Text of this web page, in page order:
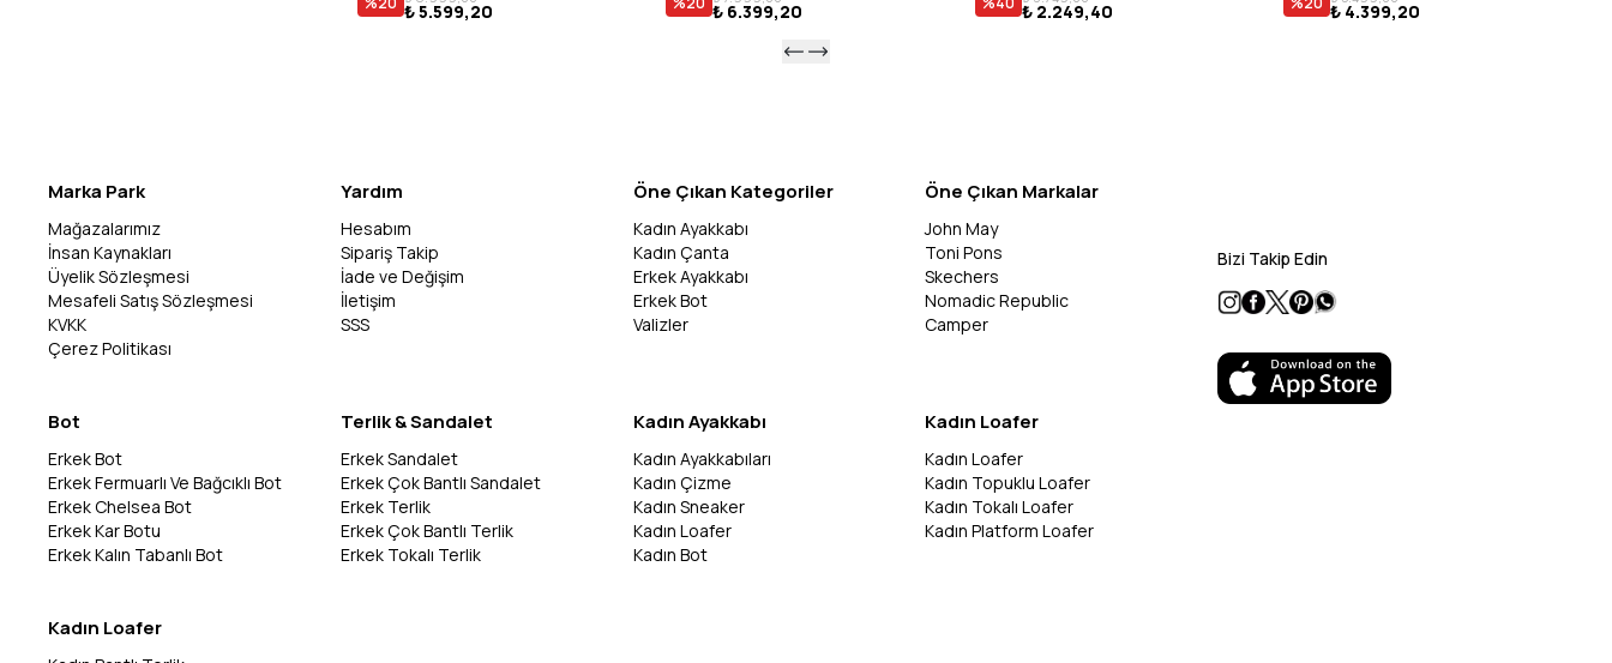
₺ 5.599,20 ₺ 6.399,20 ₺ 2.249,40 ₺ 4.399,20
Marka Park
Mağazalarımız
İnsan Kaynakları
Üyelik Sözleşmesi
Mesafeli Satış Sözleşmesi
KVKK
Çerez Politikası
Yardım
Hesabım
Sipariş Takip
İade ve Değişim
İletişim
SSS
Öne Çıkan Kategoriler
Kadın Ayakkabı
Kadın Çanta
Erkek Ayakkabı
Erkek Bot
Valizler
Öne Çıkan Markalar
John May
Toni Pons
Skechers
Nomadic Republic
Camper
Bot
Erkek Bot
Erkek Fermuarlı Ve Bağcıklı Bot
Erkek Chelsea Bot
Erkek Kar Botu
Erkek Kalın Tabanlı Bot
Terlik & Sandalet
Erkek Sandalet
Erkek Çok Bantlı Sandalet
Erkek Terlik
Erkek Çok Bantlı Terlik
Erkek Tokalı Terlik
Kadın Ayakkabı
Kadın Ayakkabıları
Kadın Çizme
Kadın Sneaker
Kadın Loafer
Kadın Bot
Kadın Loafer
Kadın Loafer
Kadın Topuklu Loafer
Kadın Tokalı Loafer
Kadın Platform Loafer
Kadın Loafer
Bizi Takip Edin